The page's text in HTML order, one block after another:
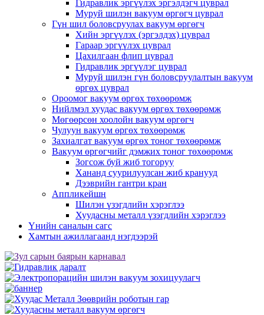
Гидравлик эргүүлэх эргэлдэгч цуврал
Муруй шилэн вакуум өргөгч цуврал
Гүн шил боловсруулах вакуум өргөгч
Хийн эргүүлэх (эргэлдэх) цуврал
Гараар эргүүлэх цуврал
Цахилгаан флип цуврал
Гидравлик эргүүлэг цуврал
Муруй шилэн гүн боловсруулалтын вакуум
өргөх цуврал
Ороомог вакуум өргөх төхөөрөмж
Нийлмэл хуудас вакуум өргөх төхөөрөмж
Мөгөөрсөн хоолойн вакуум өргөгч
Чулуун вакуум өргөх төхөөрөмж
Захиалгат вакуум өргөх тоног төхөөрөмж
Вакуум өргөгчийг дэмжих тоног төхөөрөмж
Зогсож буй жиб тогоруу
Хананд суурилуулсан жиб кранууд
Дээврийн гантри кран
Аппликейшн
Шилэн үзэгдлийн хэрэглээ
Хуудасны металл үзэгдлийн хэрэглээ
Үнийн саналын сагс
Хамтын ажиллагаанд нэгдээрэй